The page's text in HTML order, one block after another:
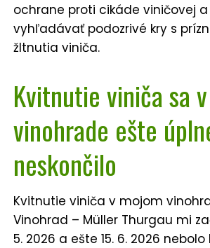
ochrane proti cikáde viničovej
vyhľadávať podozrivé kry s
žltnutia viniča.
Kvitnutie viniča sa
vinohrade ešte
neskončilo
Kvitnutie viniča v mojom
Vinohrad – Müller Thurgau mi
5. 2026 a ešte 15. 6. 2026